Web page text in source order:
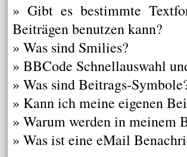
» Gibt es bestimmte
Beiträgen benutzen kann?
» Was sind Smilies?
» BBCode Schnellauswahl
» Was sind Beitrags-
» Kann ich meine eigenen
» Warum werden in meinem
» Was ist eine eMail